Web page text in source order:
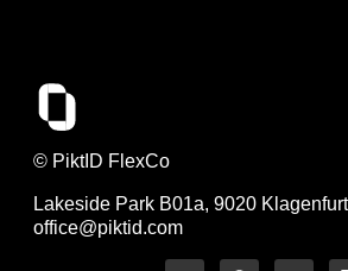
© PiktID FlexCo
Lakeside Park B01a, 9020
office@piktid.com